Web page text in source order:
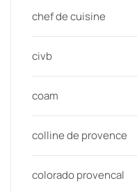
chef de cuisine
civb
coam
colline de provence
colorado provencal